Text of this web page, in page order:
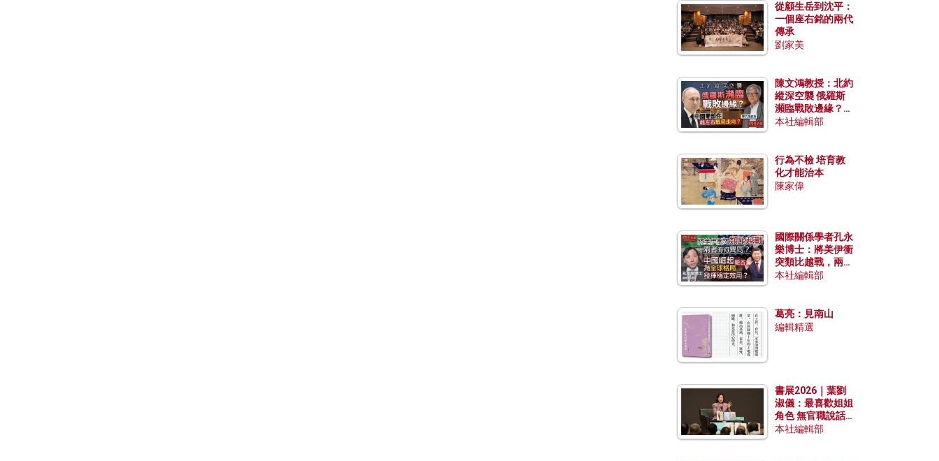
從顧生岳到沈平：
一個座右銘的兩代
傳承
劉家美
陳文鴻教授：北約
縱深空襲 俄羅斯
瀕臨戰敗邊緣？中
國零部件能左右戰
本社編輯部
行為不檢 培育教
化才能治本
陳家偉
國際關係學者孔永
樂博士：將美伊衝
突類比越戰，兩者
有何異同？中國崛
本社編輯部
葛亮：見南山
編輯精選
書展2026｜葉劉
淑儀：最喜歡姐姐
角色 無官職說話
包袱少
本社編輯部